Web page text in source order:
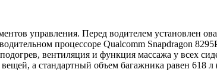
управления. Перед водителем установлен
процессоре Qualcomm Snapdragon
вентиляция и функция массажа у всех
а стандартный объем багажника равен 618